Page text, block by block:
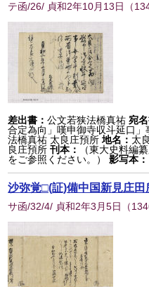
テ函/26/ 貞和2年10月13日 （
差出書：公文若狭法橋真祐 宛名
合定為向」嘆申御寺収斗延口
法橋真祐 太良庄預所 地名： 太
良庄預所刊本：
（東大史料編
をご参照ください。）
影写本：
沙弥覚□(証)備中国新見庄
サ函/32/4/ 貞和2年3月5日 （